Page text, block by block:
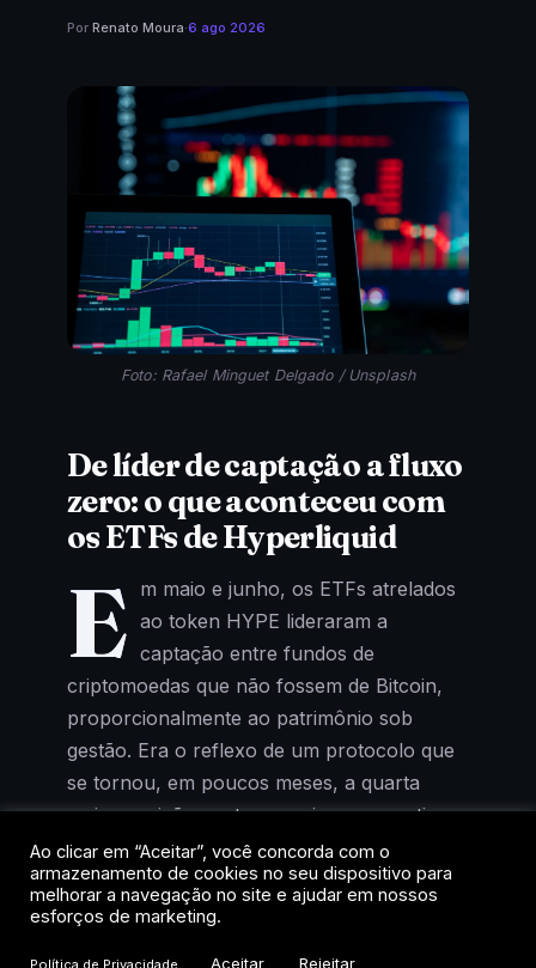
Por Renato Moura·6 ago 2026
Foto: Rafael Minguet Delgado / Unsplash
De líder de captação a fluxo
zero: o que aconteceu com
os ETFs de Hyperliquid
E m maio e junho, os ETFs atrelados
ao token HYPE lideraram a
captação entre fundos de
criptomoedas que não fossem de Bitcoin,
proporcionalmente ao patrimônio sob
gestão. Era o reflexo de um protocolo que
se tornou, em poucos meses, a quarta
maior posição em tesourarias corporativas
de cripto, atrás apenas de Bitcoin, Ether e
Solana.
Ao clicar em “Aceitar”, você concorda com o
armazenamento de cookies no seu dispositivo para
melhorar a navegação no site e ajudar em nossos
esforços de marketing.
Política de Privacidade Aceitar Rejeitar